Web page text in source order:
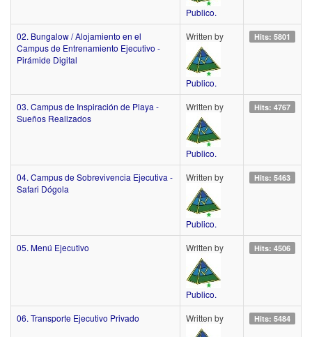
Publico.
02. Bungalow / Alojamiento en el
Campus de Entrenamiento Ejecutivo -
Pirámide Digital
Written by
Publico.
Hits: 5801
03. Campus de Inspiración de Playa -
Sueños Realizados
Written by
Publico.
Hits: 4767
04. Campus de Sobrevivencia Ejecutiva -
Safari Dógola
Written by
Publico.
Hits: 5463
05. Menú Ejecutivo Written by
Publico.
Hits: 4506
06. Transporte Ejecutivo Privado Written by Hits: 5484